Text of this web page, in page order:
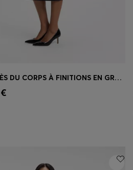
rapide
ROBE PRÈS DU CORPS À FINITIONS EN GROS-GRAIN